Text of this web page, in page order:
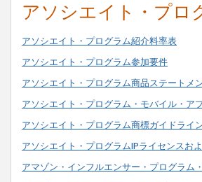
アソシエイト・プロ
アソシエイト・プログラム紹介料率表
アソシエイト・プログラム参加要件
アソシエイト・プログラム商品ステートメ
アソシエイト・プログラム・モバイル・ア
アソシエイト・プログラム商標ガイドライ
アソシエイト・プログラムIPライセンスお
アマゾン・インフルエンサー・プログラム